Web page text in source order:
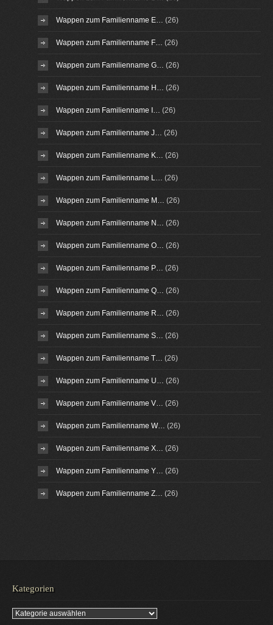
Wappen zum Familienname E… (26)
Wappen zum Familienname F… (26)
Wappen zum Familienname G… (26)
Wappen zum Familienname H… (26)
Wappen zum Familienname I… (26)
Wappen zum Familienname J… (26)
Wappen zum Familienname K… (26)
Wappen zum Familienname L… (26)
Wappen zum Familienname M… (26)
Wappen zum Familienname N… (26)
Wappen zum Familienname O… (26)
Wappen zum Familienname P… (26)
Wappen zum Familienname Q… (26)
Wappen zum Familienname R… (26)
Wappen zum Familienname S… (26)
Wappen zum Familienname T… (26)
Wappen zum Familienname U… (26)
Wappen zum Familienname V… (26)
Wappen zum Familienname W… (26)
Wappen zum Familienname X… (26)
Wappen zum Familienname Y… (26)
Wappen zum Familienname Z… (26)
Kategorien
Kategorien